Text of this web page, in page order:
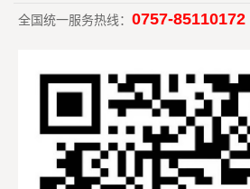
全国统一服务热线： 0757-85110172